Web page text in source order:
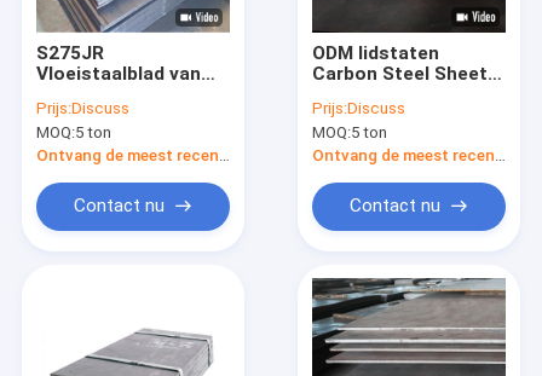
Koolstofstaalblad
Koolstofstaalrol
Koolstofstaalstaaf
Spoel van roestvrij staal
S275JR
Vloeistaalblad van
Koolstofstaalblad
het Metaal van het
het Q235
Prijs:Discuss
MOQ:5 ton
Ontvang de meest recente Prijs
Contact nu
ODM lidstaten
Carbon Steel Sheet
Vloeistaalblad het
Buigen
Prijs:Discuss
MOQ:5 ton
Ontvang de meest recente Prijs
Contact nu